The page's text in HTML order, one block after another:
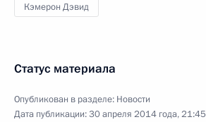
Кэмерон Дэвид
Статус материала
Опубликован в разделе: Новости
Дата публикации:30 апреля 2014 года, 21:45